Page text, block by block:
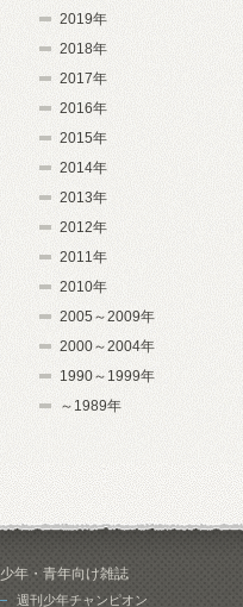
2019年
2018年
2017年
2016年
2015年
2014年
2013年
2012年
2011年
2010年
2005～2009年
2000～2004年
1990～1999年
～1989年
少年・青年向け雑誌
週刊少年チャンピオン